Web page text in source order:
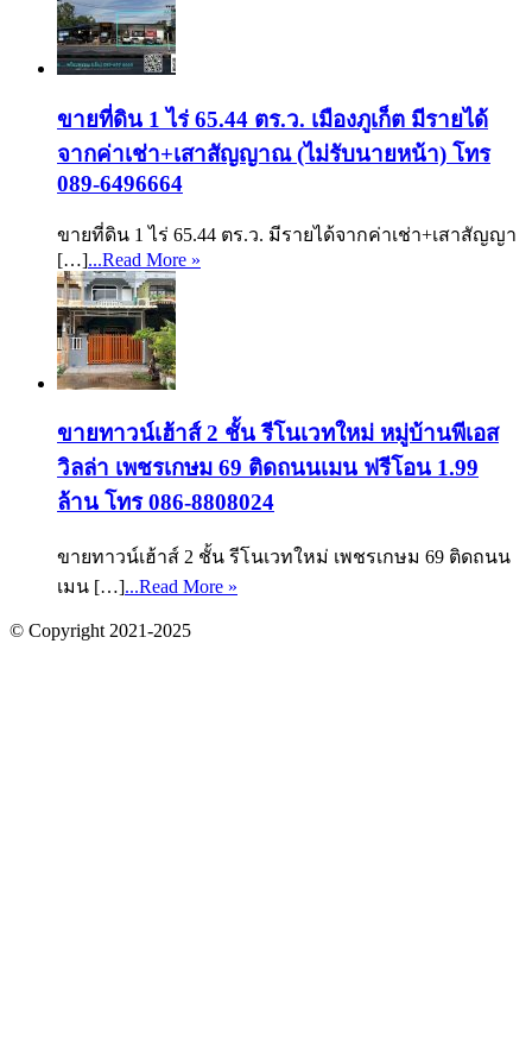
ขายที่ดิน 1 ไร่ 65.44 ตร.ว. เมืองภูเก็ต มีรายได้
จากค่าเช่า+เสาสัญญาณ (ไม่รับนายหน้า) โทร
089-6496664
ขายที่ดิน 1 ไร่ 65.44 ตร.ว. มีรายได้จากค่าเช่า+เสาสัญญา
[…]...Read More »
ขายทาวน์เฮ้าส์ 2 ชั้น รีโนเวทใหม่ หมู่บ้านพีเอส
วิลล่า เพชรเกษม 69 ติดถนนเมน ฟรีโอน 1.99
ล้าน โทร 086-8808024
ขายทาวน์เฮ้าส์ 2 ชั้น รีโนเวทใหม่ เพชรเกษม 69 ติดถนน
เมน […]...Read More »
© Copyright 2021-2025